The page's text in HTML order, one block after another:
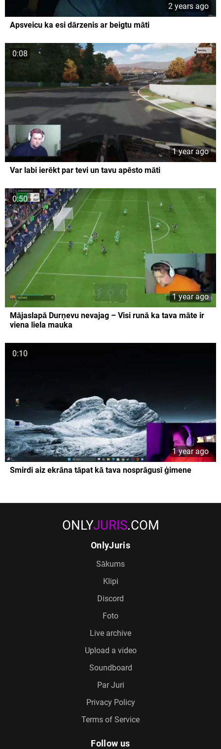
2 years ago
Apsveicu ka esi dārzenis ar beigtu māti
0:08
1 year ago
Var labi ierēkt par tevi un tavu apēsto māti
0:50
1 year ago
Mājaslapā Durņevu nevajag – Visi runā ka tava māte ir
viena liela mauka
0:10
1 year ago
Smirdi aiz ekrāna tāpat kā tava nosprāgusī ģimene
ONLYJURIS.COM
OnlyJuris
Sākums
Klipi
Discord
Foto
Live archive
Upload a video
Soundboard
Par Juri
Privacy Policy
Terms of Service
Follow us